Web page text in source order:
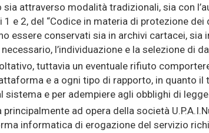
attraverso modalità tradizionali, sia con
e 2, del “Codice in materia di protezione dei
essere conservati sia in archivi cartacei, sia
l’individuazione e la selezione di
tuttavia un eventuale rifiuto
e a ogni tipo di rapporto, in quanto
e per adempiere agli obblighi di
ad opera della società
informatica di erogazione del servizio